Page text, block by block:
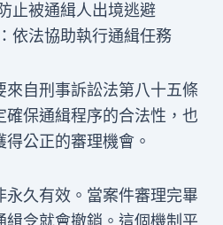
止被通緝人出境逃避
依法協助執行通緝任務
自刑事訴訟法第八十五條
確保通緝程序的合法性，也
公正的審理機會。
永久有效。當案件審理完畢
緝令就會撤銷。這個機制平